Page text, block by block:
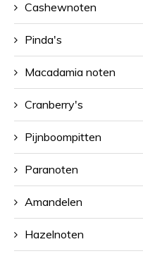
Cashewnoten
Pinda's
Macadamia noten
Cranberry's
Pijnboompitten
Paranoten
Amandelen
Hazelnoten